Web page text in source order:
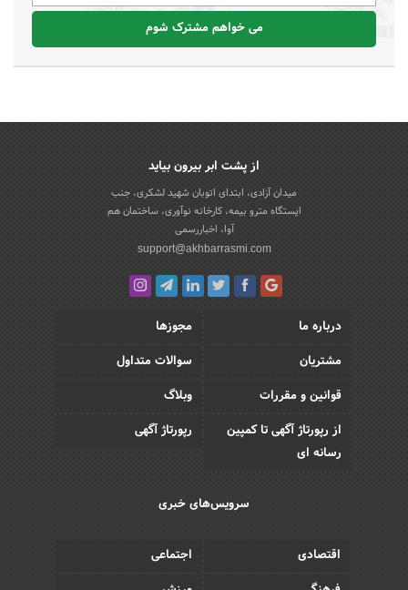
می خواهم مشترک شوم
از پشت ابر بیرون بیاید
میدان آزادی، ابتدای اتوبان شهید لشکری، جنب
ایستگاه مترو بیمه، کارخانه نوآوری، ساختمان هم
آوا، اخباررسمی
support@akhbarrasmi.com
درباره ما
مجوزها
مشتریان
سوالات متداول
قوانین و مقررات
وبلاگ
از رپورتاژ آگهی تا کمپین
رسانه ای
رپورتاژ آگهی
سرویس‌های خبری
اقتصادی
اجتماعی